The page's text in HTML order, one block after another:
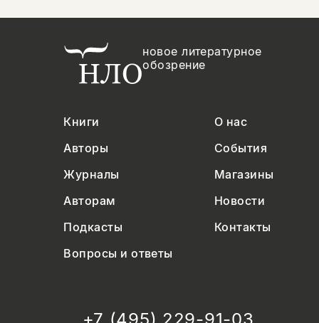
новое литературное
обозрение
Книги
О нас
Авторы
События
Журналы
Магазины
Авторам
Новости
Подкасты
Контакты
Вопросы и ответы